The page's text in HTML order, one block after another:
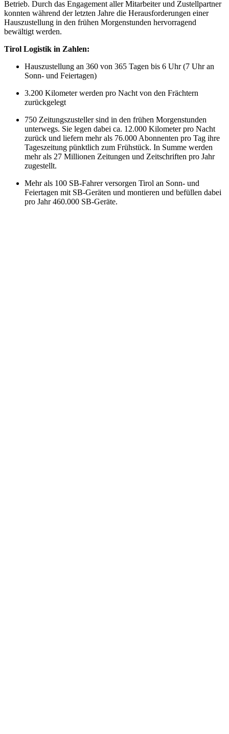
Betrieb. Durch das Engagement aller Mitarbeiter und Zustellpartner
konnten während der letzten Jahre die Herausforderungen einer
Hauszustellung in den frühen Morgenstunden hervorragend
bewältigt werden.
Tirol Logistik in Zahlen:
Hauszustellung an 360 von 365 Tagen bis 6 Uhr (7 Uhr an
Sonn- und Feiertagen)
3.200 Kilometer werden pro Nacht von den Frächtern
zurückgelegt
750 Zeitungszusteller sind in den frühen Morgenstunden
unterwegs. Sie legen dabei ca. 12.000 Kilometer pro Nacht
zurück und liefern mehr als 76.000 Abonnenten pro Tag ihre
Tageszeitung pünktlich zum Frühstück. In Summe werden
mehr als 27 Millionen Zeitungen und Zeitschriften pro Jahr
zugestellt.
Mehr als 100 SB-Fahrer versorgen Tirol an Sonn- und
Feiertagen mit SB-Geräten und montieren und befüllen dabei
pro Jahr 460.000 SB-Geräte.